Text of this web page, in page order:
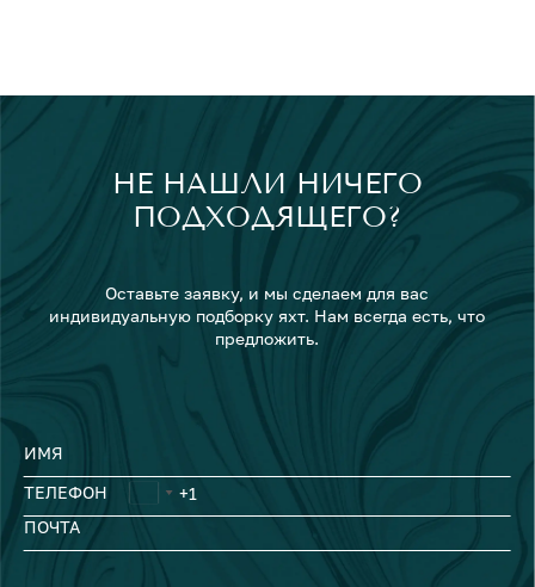
НЕ НАШЛИ НИЧЕГО
ПОДХОДЯЩЕГО?
Оставьте заявку, и мы сделаем для вас
индивидуальную подборку яхт. Нам всегда есть, что
предложить.
ИМЯ
ТЕЛЕФОН
ПОЧТА